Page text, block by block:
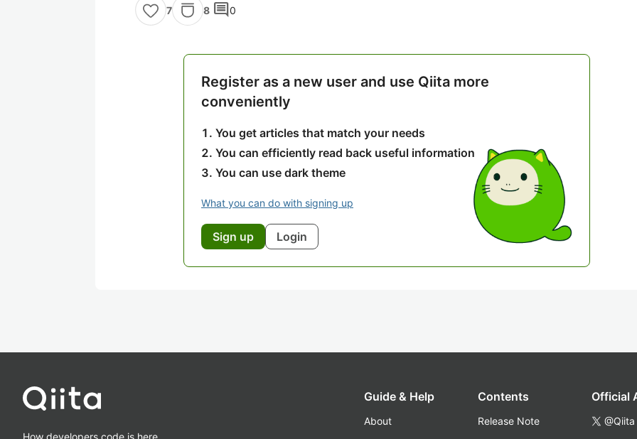
7 8 comment0
Register as a new user and use Qiita more
conveniently
You get articles that match your needs
You can efficiently read back useful information
You can use dark theme
What you can do with signing up
Sign up Login
How developers code is here.
Guide & Help
About
Contents
Release Note
Official
@Qiita